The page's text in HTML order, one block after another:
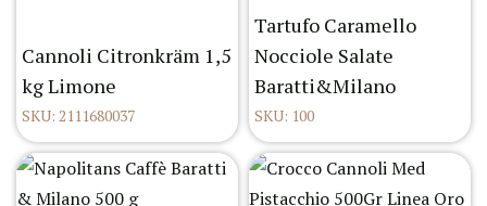
Cannoli Citronkräm 1,5
kg Limone
SKU: 2111680037
Tartufo Caramello
Nocciole Salate
Baratti&Milano
SKU: 100